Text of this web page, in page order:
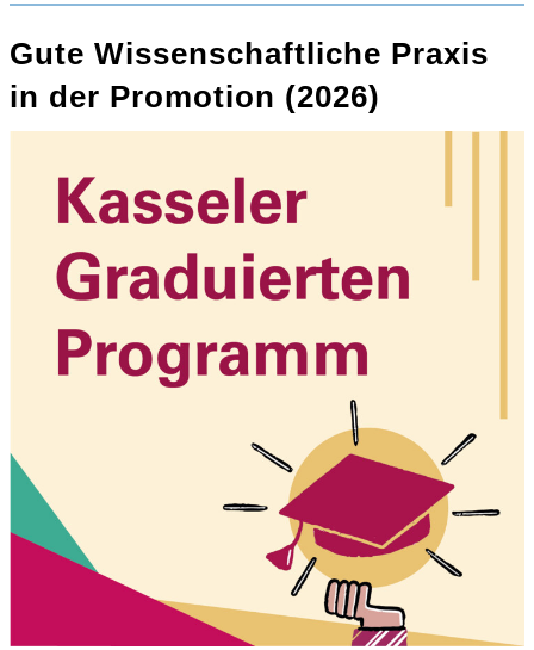
Gute Wissenschaftliche Praxis
in der Promotion (2026)